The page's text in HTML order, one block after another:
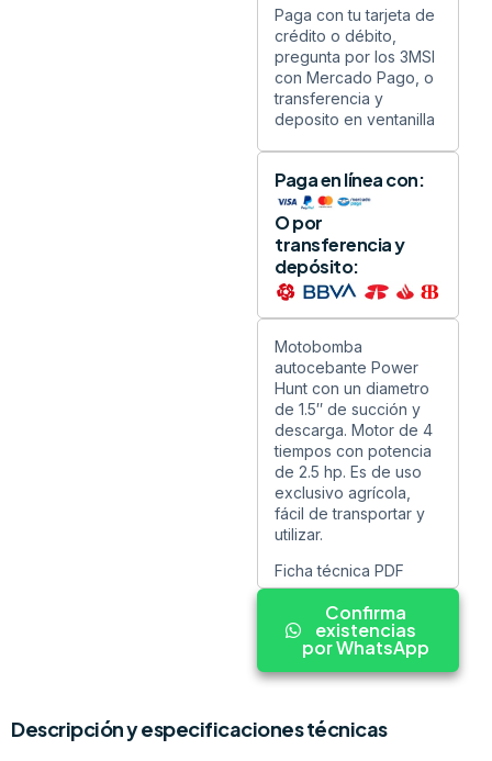
Paga con tu tarjeta de
crédito o débito,
pregunta por los 3MSI
con Mercado Pago, o
transferencia y
deposito en ventanilla
Paga en línea con:
O por
transferencia y
depósito:
Motobomba
autocebante Power
Hunt con un diametro
de 1.5″ de succión y
descarga. Motor de 4
tiempos con potencia
de 2.5 hp. Es de uso
exclusivo agrícola,
fácil de transportar y
utilizar.
Ficha técnica PDF
Confirma
existencias
por WhatsApp
Descripción y especificaciones técnicas